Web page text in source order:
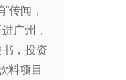
传闻，
广州，
，投资
料项目